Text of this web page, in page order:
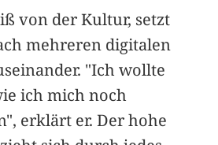
von der Kultur, setzt
mehreren digitalen
"Ich wollte
ich mich noch
erklärt er. Der hohe